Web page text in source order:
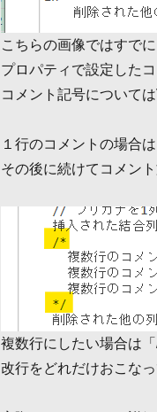
こちらの画像ではすで
プロパティで設定した
コメント記号について
１行のコメントの場合
その後に続けてコメン
複数行にしたい場合は
改行をどれだけおこな